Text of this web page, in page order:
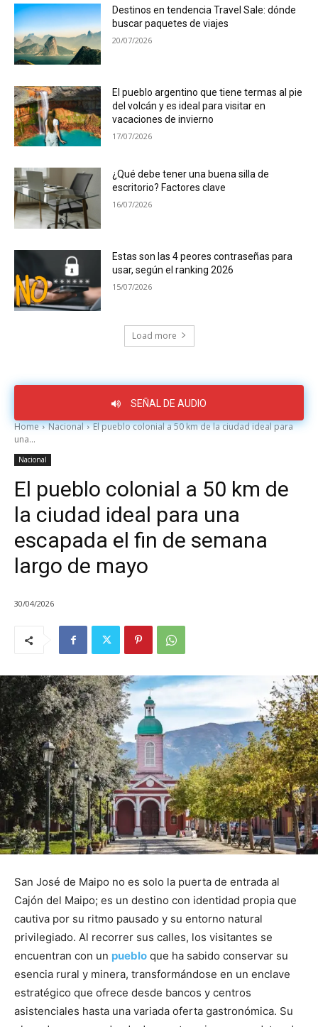
Destinos en tendencia Travel Sale: dónde
buscar paquetes de viajes
20/07/2026
El pueblo argentino que tiene termas al pie
del volcán y es ideal para visitar en
vacaciones de invierno
17/07/2026
¿Qué debe tener una buena silla de
escritorio? Factores clave
16/07/2026
Estas son las 4 peores contraseñas para
usar, según el ranking 2026
15/07/2026
Load more